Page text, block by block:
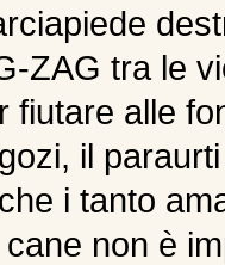
ZAG tra le
fiutare alle
il
i tanto
cane non è